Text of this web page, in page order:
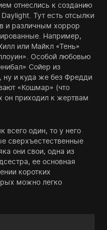
отнеслись к созданию
Тут есть отсылки
и различным хоррор
Например,
или Майкл «Тень»
Особой любовью
Сойер из
ну и куда же без Фредди
«Кошмар» (что
он приходил к жертвам
всего один, то у него
сверхъестественные
они свои, одна из
ее основная
коротких
можно легко